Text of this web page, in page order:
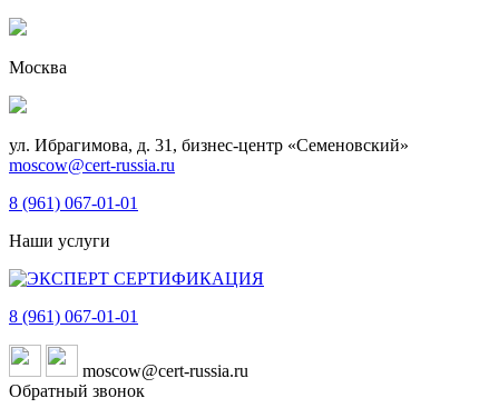
Москва
ул. Ибрагимова, д. 31, бизнес-центр «Семеновский»
moscow@cert-russia.ru
8 (961) 067-01-01
Наши услуги
8 (961) 067-01-01
moscow@cert-russia.ru
Обратный звонок